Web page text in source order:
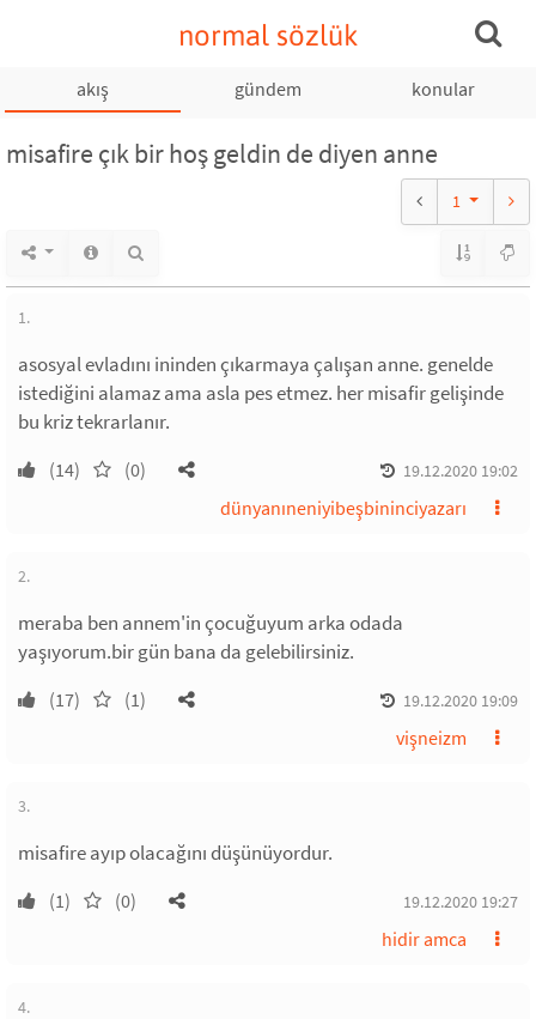
normal sözlük
akış gündem konular
misafire çık bir hoş geldin de diyen anne
1
1.
asosyal evladını ininden çıkarmaya çalışan anne. genelde
istediğini alamaz ama asla pes etmez. her misafir gelişinde
bu kriz tekrarlanır.
(14) (0) 19.12.2020 19:02
dünyanıneniyibeşbininciyazarı
2.
meraba ben annem'in çocuğuyum arka odada
yaşıyorum.bir gün bana da gelebilirsiniz.
(17) (1) 19.12.2020 19:09
vişneizm
3.
misafire ayıp olacağını düşünüyordur.
(1) (0) 19.12.2020 19:27
hidir amca
4.